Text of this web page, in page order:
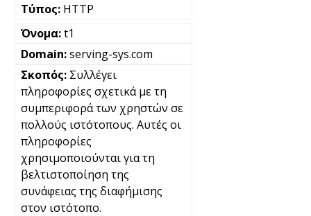
HTTP
t1
serving-sys.com
Συλλέγει
πληροφορίες σχετικά με τη
συμπεριφορά των χρηστών σε
πολλούς ιστότοπους. Αυτές οι
πληροφορίες
χρησιμοποιούνται για τη
βελτιστοποίηση της
συνάφειας της διαφήμισης
στον ιστότοπο.